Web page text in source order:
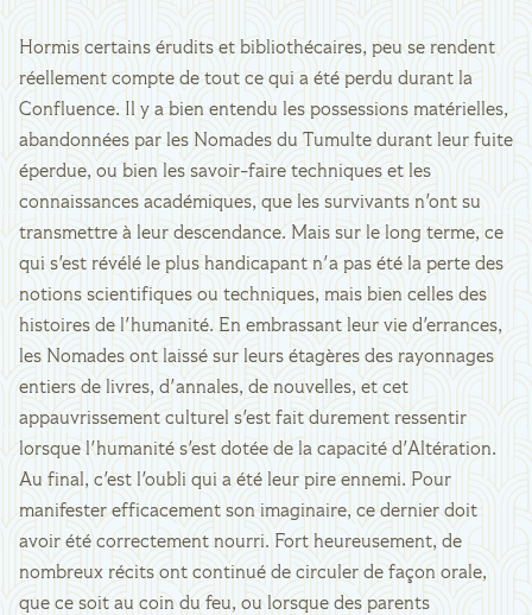
Hormis certains érudits et bibliothécaires, peu se rendent
réellement compte de tout ce qui a été perdu durant la
Confluence. Il y a bien entendu les possessions matérielles,
abandonnées par les Nomades du Tumulte durant leur fuite
éperdue, ou bien les savoir-faire techniques et les
connaissances académiques, que les survivants n'ont su
transmettre à leur descendance. Mais sur le long terme, ce
qui s'est révélé le plus handicapant n'a pas été la perte des
notions scientifiques ou techniques, mais bien celles des
histoires de l'humanité. En embrassant leur vie d'errances,
les Nomades ont laissé sur leurs étagères des rayonnages
entiers de livres, d'annales, de nouvelles, et cet
appauvrissement culturel s'est fait durement ressentir
lorsque l'humanité s'est dotée de la capacité d'Altération.
Au final, c'est l'oubli qui a été leur pire ennemi. Pour
manifester efficacement son imaginaire, ce dernier doit
avoir été correctement nourri. Fort heureusement, de
nombreux récits ont continué de circuler de façon orale,
que ce soit au coin du feu, ou lorsque des parents